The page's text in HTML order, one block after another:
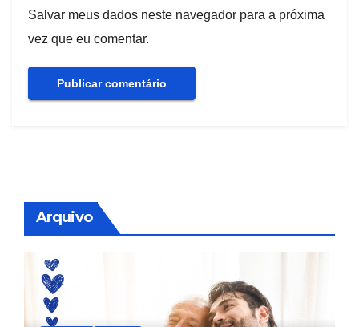
Salvar meus dados neste navegador para a próxima
vez que eu comentar.
Arquivo